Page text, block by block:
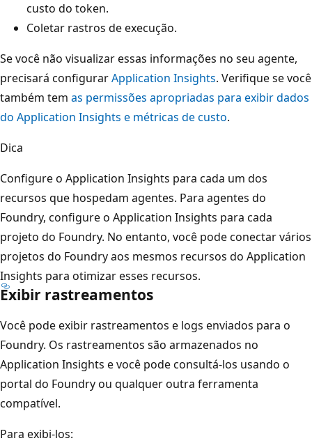
custo do token.
Coletar rastros de execução.
Se você não visualizar essas informações no seu agente,
precisará configurarApplication Insights. Verifique se você
também tem as permissões apropriadas para exibir dados
do Application Insights e métricas de custo.
Dica
Configure o Application Insights para cada um dos
recursos que hospedam agentes. Para agentes do
Foundry, configure o Application Insights para cada
projeto do Foundry. No entanto, você pode conectar vários
projetos do Foundry aos mesmos recursos do Application
Insights para otimizar esses recursos.
Exibir rastreamentos
Você pode exibir rastreamentos e logs enviados para o
Foundry. Os rastreamentos são armazenados no
Application Insights e você pode consultá-los usando o
portal do Foundry ou qualquer outra ferramenta
compatível.
Para exibi-los: